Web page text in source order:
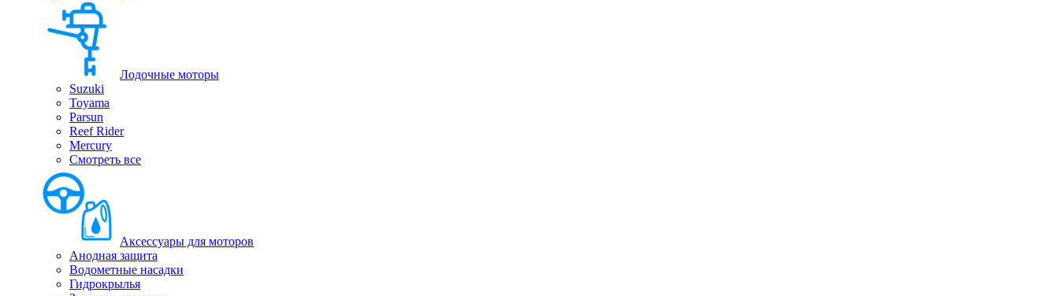
Лодочные моторы
Suzuki
Toyama
Parsun
Reef Rider
Mercury
Смотреть все
Аксессуары для моторов
Анодная защита
Водометные насадки
Гидрокрылья